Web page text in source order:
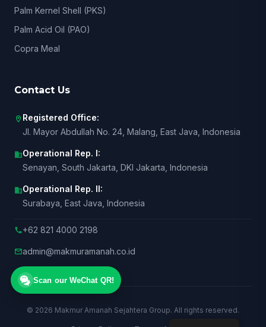
Palm Kernel Shell (PKS)
Palm Acid Oil (PAO)
Copra Meal
Contact Us
location_on Registered Office:
Jl. Mayor Abdullah No. 24, Malang, East Java, Indonesia
businessOperational Rep. I:
Senayan, South Jakarta, DKI Jakarta, Indonesia
businessOperational Rep. II:
Surabaya, East Java, Indonesia
call+62 821 4000 2198
mailadmin@makmuramanah.co.id
© 2026 Makmur Amanah Sejahtera Group. All rights reserved.
Scan our WeChat QR!